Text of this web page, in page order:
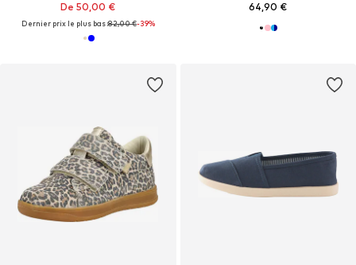
De 50,00 €
Dernier prix le plus bas :82,00 €-39%
64,90 €